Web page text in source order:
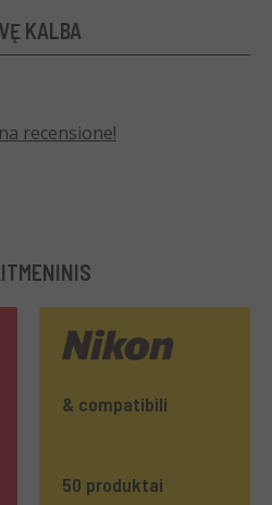
KALBA
recensione!
& compatibili
50 produktai